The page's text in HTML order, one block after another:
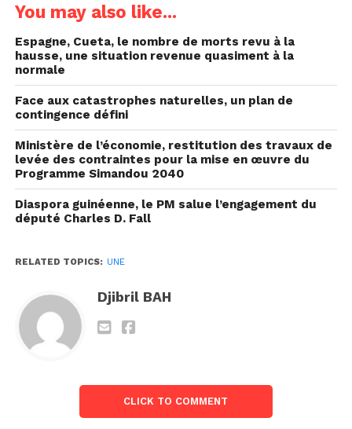
code. Harmonisation des actions,
renforcement du contrôle, l’amélioration de
la gouvernance… les priorités sont clairement
définies.
Au cœur des échanges, une ambition, celle de
préserver durablement les ressources
halieutiques tout en garantissant des
retombées économiques pour les
communautés locales. Une démarche qui
s’inscrit dans le cadre du projet de
renforcement de la gouvernance des pêches,
Entre réformes juridiques et mobilisation des
acteurs, la Guinée pose les bases d’une
nouvelle gouvernance des pêches. Un
chantier ambitieux, dont le succès dépendra
désormais de sa mise en œuvre effective.
+224 628 29 39 47
You may also like...
Espagne, Cueta, le nombre de morts revu à la
hausse, une situation revenue quasiment à la
normale
Face aux catastrophes naturelles, un plan de
contingence défini
Ministère de l’économie, restitution des travaux de
levée des contraintes pour la mise en œuvre du
Programme Simandou 2040
Diaspora guinéenne, le PM salue l’engagement du
député Charles D. Fall
RELATED TOPICS: UNE
Djibril BAH
CLICK TO COMMENT